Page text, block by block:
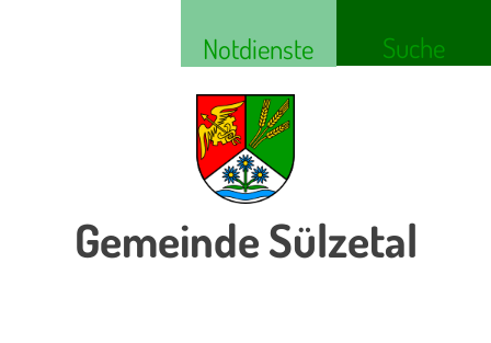
Notdienste Suche
Gemeinde Sülzetal